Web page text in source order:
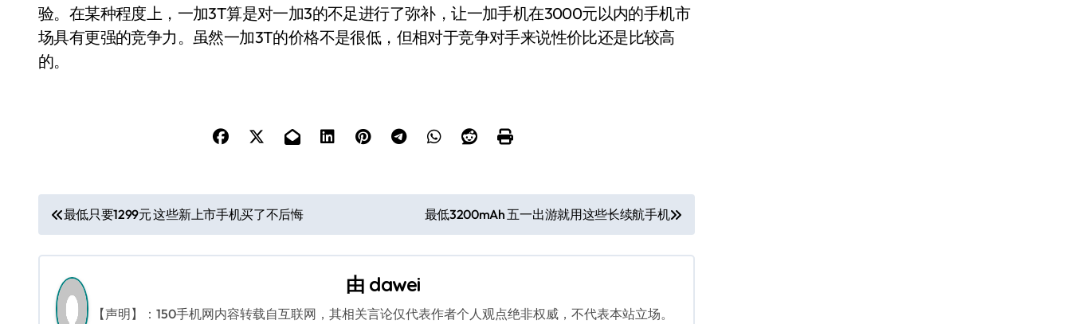
验。在某种程度上，一加3T算是对一加3的不足进行了弥补，让一加手机在3000元以内的手机市
场具有更强的竞争力。虽然一加3T的价格不是很低，但相对于竞争对手来说性价比还是比较高
的。
文
章
导
航
最低只要1299元 这些新上市手机买了不后悔 最低3200mAh 五一出游就用这些长续航手机
由 dawei
【声明】：150手机网内容转载自互联网，其相关言论仅代表作者个人观点绝非权威，不代表本站立场。